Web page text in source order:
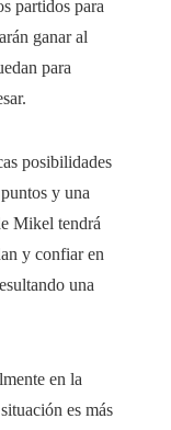
partidos para
ganar al
para
posibilidades
y una
Mikel tendrá
y confiar en
una
en la
es más